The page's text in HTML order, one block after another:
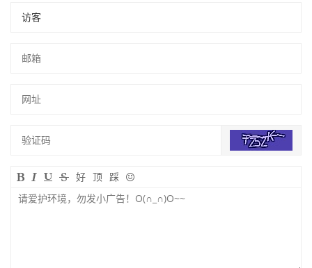
好 顶 踩